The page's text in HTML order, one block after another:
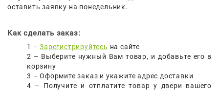
Домашнее
Канцтовары
Одноразовая
Посуда,
Упаковка
оставить заявку на понедельник.
Как сделать заказ:
1 –Зарегистрируйтесь на сайте
2 – Выберите нужный Вам товар, и добавьте его в
корзину
3 – Оформите заказ и укажите адрес доставки
4 – Получите и отплатите товар у двери вашего